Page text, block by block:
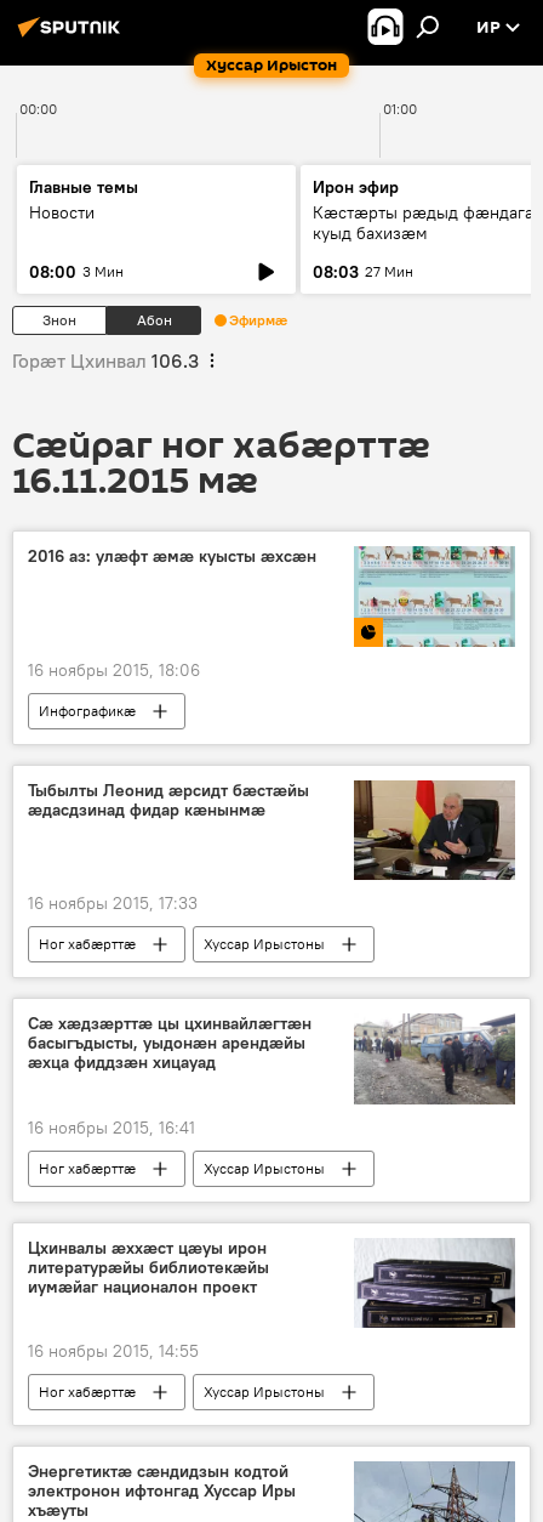
Хуссар Ирыстон
ИР
00:00 01:00
Главные темы
Новости
08:00 3 Мин
Ирон эфир
Кæстæрты рæдыд
куыд бахизæм
08:03 27 Мин
Знон Абон Эфирмæ
Горӕт Цхинвал 106.3
Сӕйраг ног хабӕрттӕ
16.11.2015 мӕ
2016 аз: улæфт æмæ куысты æхсæн
16 ноябры 2015, 18:06
Инфографикӕ
Тыбылты Леонид æрсидт бæстæйы
æдасдзинад фидар кæнынмæ
16 ноябры 2015, 17:33
Ног хабӕрттӕ Хуссар Ирыстоны
Сæ хæдзæрттæ цы цхинвайлæгтæн
басыгъдысты, уыдонæн арендæйы
æхца фиддзæн хицауад
16 ноябры 2015, 16:41
Ног хабӕрттӕ Хуссар Ирыстоны
Цхинвалы ӕххӕст цӕуы ирон
литературӕйы библиотекӕйы
иумӕйаг националон проект
16 ноябры 2015, 14:55
Ног хабӕрттӕ Хуссар Ирыстоны
Энергетиктæ сæндидзын кодтой
электронон ифтонгад Хуссар Иры
хъæуты